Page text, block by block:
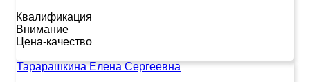
Квалификация
Внимание
Цена-качество
Тарарашкина Елена Сергеевна